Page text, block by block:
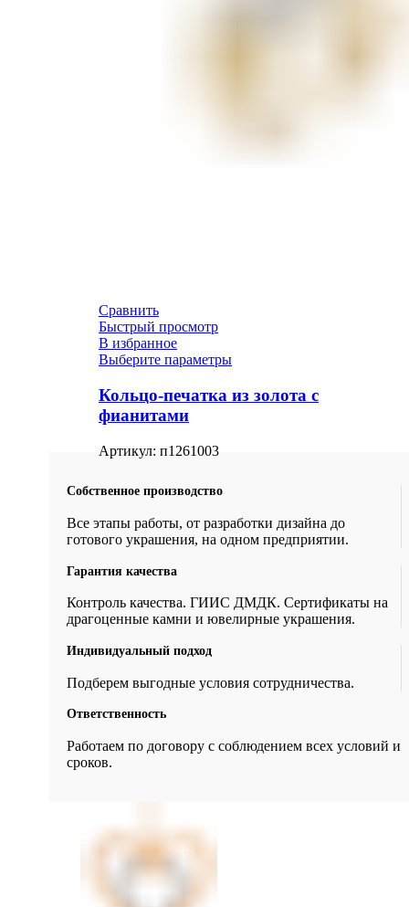
Сравнить
Быстрый просмотр
В избранное
Выберите параметры
Кольцо-печатка из золота с
фианитами
Артикул: п1261003
Собственное производство
Все этапы работы, от разработки дизайна до
готового украшения, на одном предприятии.
Гарантия качества
Контроль качества. ГИИС ДМДК. Сертификаты на
драгоценные камни и ювелирные украшения.
Индивидуальный подход
Подберем выгодные условия сотрудничества.
Ответственность
Работаем по договору с соблюдением всех условий и
сроков.